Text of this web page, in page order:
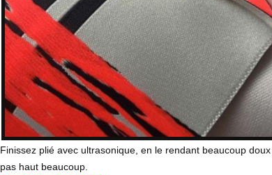
Finissez plié avec ultrasonique, en le rendant beaucoup
pas haut beaucoup.